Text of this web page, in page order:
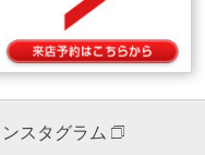
スタグラム